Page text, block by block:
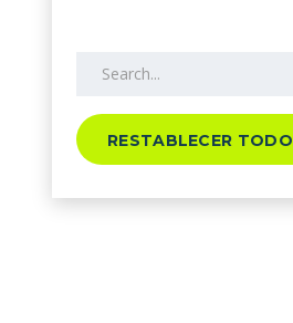
RESTABLECER TODO